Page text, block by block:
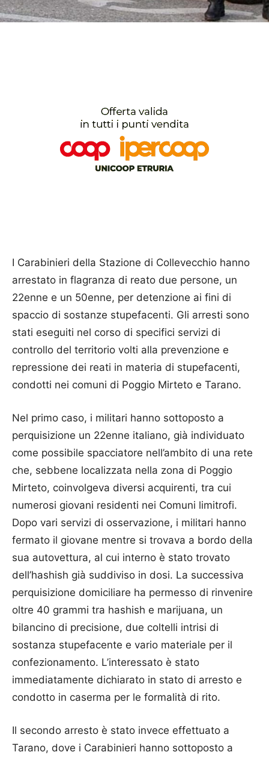
I Carabinieri della Stazione di Collevecchio hanno
arrestato in flagranza di reato due persone, un
22enne e un 50enne, per detenzione ai fini di
spaccio di sostanze stupefacenti. Gli arresti sono
stati eseguiti nel corso di specifici servizi di
controllo del territorio volti alla prevenzione e
repressione dei reati in materia di stupefacenti,
condotti nei comuni di Poggio Mirteto e Tarano.
Nel primo caso, i militari hanno sottoposto a
perquisizione un 22enne italiano, già individuato
come possibile spacciatore nell’ambito di una rete
che, sebbene localizzata nella zona di Poggio
Mirteto, coinvolgeva diversi acquirenti, tra cui
numerosi giovani residenti nei Comuni limitrofi.
Dopo vari servizi di osservazione, i militari hanno
fermato il giovane mentre si trovava a bordo della
sua autovettura, al cui interno è stato trovato
dell’hashish già suddiviso in dosi. La successiva
perquisizione domiciliare ha permesso di rinvenire
oltre 40 grammi tra hashish e marijuana, un
bilancino di precisione, due coltelli intrisi di
sostanza stupefacente e vario materiale per il
confezionamento. L’interessato è stato
immediatamente dichiarato in stato di arresto e
condotto in caserma per le formalità di rito.
Il secondo arresto è stato invece effettuato a
Tarano, dove i Carabinieri hanno sottoposto a